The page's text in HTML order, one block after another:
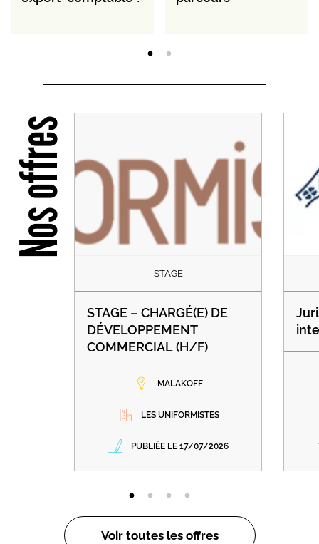
Nos offres
STAGE
STAGE – CHARGÉ(E) DE
DÉVELOPPEMENT
COMMERCIAL (H/F)
MALAKOFF
LES UNIFORMISTES
PUBLIÉE LE 17/07/2026
Voir toutes les offres